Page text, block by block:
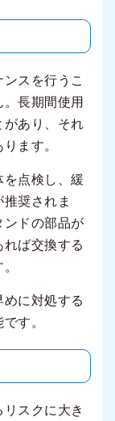
スを行うこ
長期間使用
があり、それ
ます。
点検し、緩
奨されま
ンドの部品が
ば交換する
に対処する
す。
スクに大き